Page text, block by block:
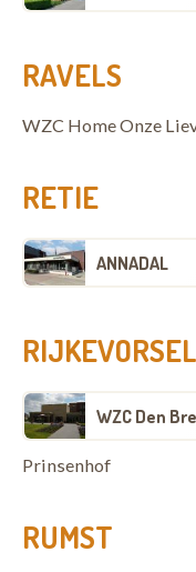
RAVELS
WZC Home Onze
RETIE
ANNADAL
RIJKEVORSEL
WZC Den
Prinsenhof
RUMST